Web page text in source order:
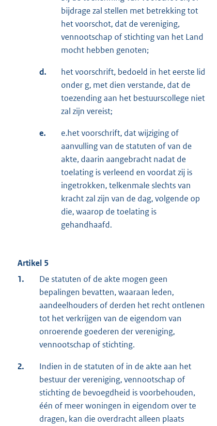
bijdrage zal stellen met betrekking tot
het voorschot, dat de vereniging,
vennootschap of stichting van het Land
mocht hebben genoten;
d.
het voorschrift, bedoeld in het eerste lid
onder g, met dien verstande, dat de
toezending aan het bestuurscollege niet
zal zijn vereist;
e.
e.het voorschrift, dat wijziging of
aanvulling van de statuten of van de
akte, daarin aangebracht nadat de
toelating is verleend en voordat zij is
ingetrokken, telkenmale slechts van
kracht zal zijn van de dag, volgende op
die, waarop de toelating is
gehandhaafd.
Artikel 5
1.
De statuten of de akte mogen geen
bepalingen bevatten, waaraan leden,
aandeelhouders of derden het recht ontlenen
tot het verkrijgen van de eigendom van
onroerende goederen der vereniging,
vennootschap of stichting.
2.
Indien in de statuten of in de akte aan het
bestuur der vereniging, vennootschap of
stichting de bevoegdheid is voorbehouden,
één of meer woningen in eigendom over te
dragen, kan die overdracht alleen plaats